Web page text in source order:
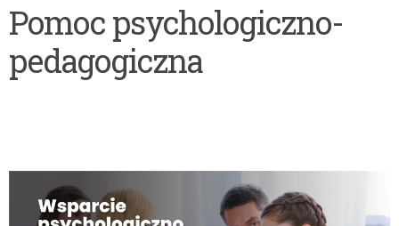
Pomoc psychologiczno-
pedagogiczna
Warmińsko-
Mazurskiego
Kuratora
okazji
rozpoczęcia
w
publicznych
przedszkolach